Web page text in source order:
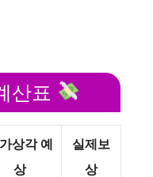
산표
상각 예
상
실제보
상